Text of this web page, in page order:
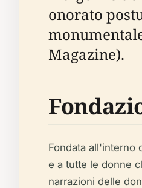
onorato
Magazine).
Fondata all'interno
e a tutte le donne
narrazioni delle